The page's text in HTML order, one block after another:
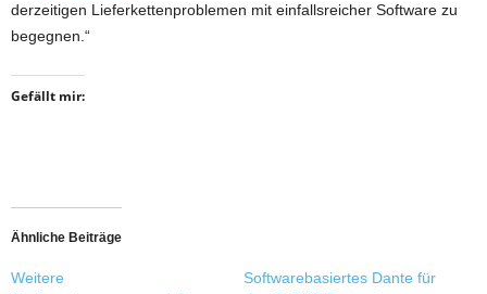
derzeitigen Lieferkettenproblemen mit einfallsreicher Software zu
begegnen.“
Gefällt mir:
Ähnliche Beiträge
Weitere
Softwarebasiertes Dante für